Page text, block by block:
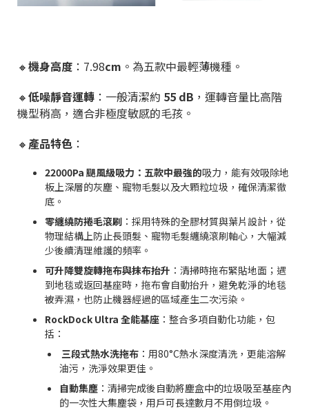
🔸機身高度 ：7.98cm 。 為五款中最輕薄機種。
🔸低噪靜音運轉 ：一般清潔約 55 dB ，運轉音量比高階
機型稍高，適合非極度敏感的毛孩。
🔸 產品特色 ：
22000Pa 颶風級吸力：五款中最強的吸力，能有效吸除地
板上深層的灰塵、寵物毛髮以及大顆粒垃圾，確保清潔徹
底。
零纏繞防捲毛滾刷 ：採用特殊的全膠材質與葉片設計，從
物理結構上防止長頭髮、寵物毛髮纏繞滾刷軸心，大幅減
少後續清理維護的頻率。
可升降雙旋轉拖布與抹布抬升 ：清掃時拖布緊貼地面；遇
到地毯或返回基座時，拖布會自動抬升，避免乾淨的地毯
被弄濕，也防止機器經過的區域產生二次污染。
RockDock Ultra 全能基座 ：整合多項自動化功能，包
括：
三段式熱水洗拖布 ：用80°C熱水深度清洗，更能溶解
油污，洗淨效果更佳。
自動集塵 ：清掃完成後自動將塵盒中的垃圾吸至基座內
的一次性大集塵袋，用戶可長達數月不用倒垃圾。